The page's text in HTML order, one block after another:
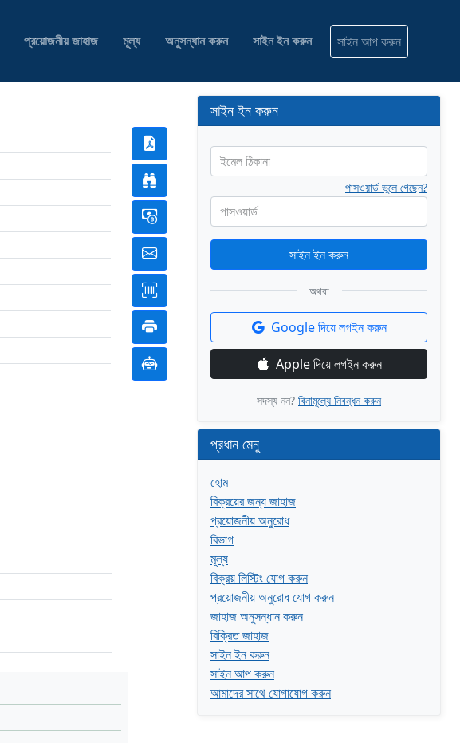
প্রয়োজনীয় জাহাজ মূল্য অনুসন্ধান করুন সাইন ইন করুন সাইন আপ করুন
সাইন ইন করুন
ইমেল ঠিকানা
পাসওয়ার্ড
পাসওয়ার্ড ভুলে গেছেন?
সাইন ইন করুন
অথবা
Google দিয়ে লগইন করুন
Apple দিয়ে লগইন করুন
সদস্য নন? বিনামূল্যে নিবন্ধন করুন
প্রধান মেনু
হোম
বিক্রয়ের জন্য জাহাজ
প্রয়োজনীয় অনুরোধ
বিভাগ
মূল্য
বিক্রয় লিস্টিং যোগ করুন
প্রয়োজনীয় অনুরোধ যোগ করুন
জাহাজ অনুসন্ধান করুন
বিক্রিত জাহাজ
সাইন ইন করুন
সাইন আপ করুন
আমাদের সাথে যোগাযোগ করুন